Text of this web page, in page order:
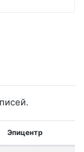
Эпицентр